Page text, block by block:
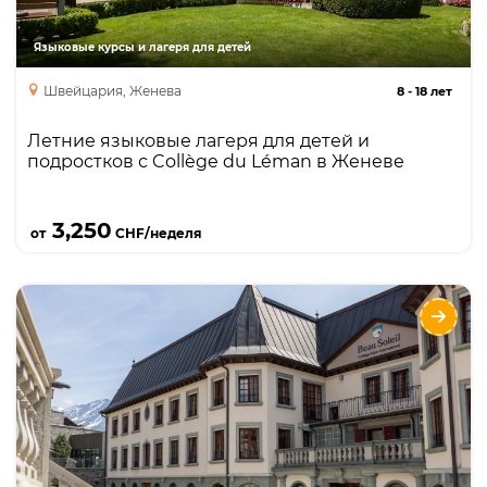
Языковые курсы и лагеря для детей
8 - 18 лет
Швейцария, Женева
Летние языковые лагеря для детей и
подростков с Collège du Léman в Женеве
от3,250 CHF/неделя
Язык + отдых
каникулярный курс
Летние курсы для детей и подростков с
Collège Alpin Beau Soleil в Швейцарии
Курсы
Языки
Язык + спорт
Язык + отдых